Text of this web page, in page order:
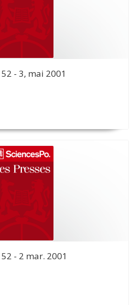
- 3, mai 2001
- 2 mar. 2001